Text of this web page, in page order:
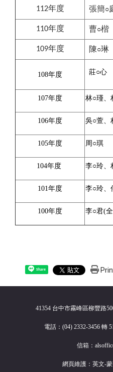
112年度 張簡○
110年度 曹 ○楷
109年度 陳○琳
108年度 莊○心
107年度 林○瑾、
106年度 吳○萱、
105年度 周○琪
104年度 李○玲、
101年度 李○玲、
100年度 李○君(
Share
41354 台中市霧峰區柳豐路
電話：(04) 2332-3456 轉
信箱：
網頁維護：英文-